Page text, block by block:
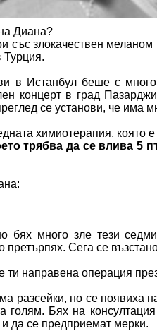
Диана?
със злокачествен
Турция.
в Истанбул беше с
концерт в град
се установи, че има
химиотерапия, която
трябва да се влива 5
много зле тези
претърпях. Сега се
ти направена операция
разсейки, но се появиха
голям. Бях на
да се предприемат мерки.